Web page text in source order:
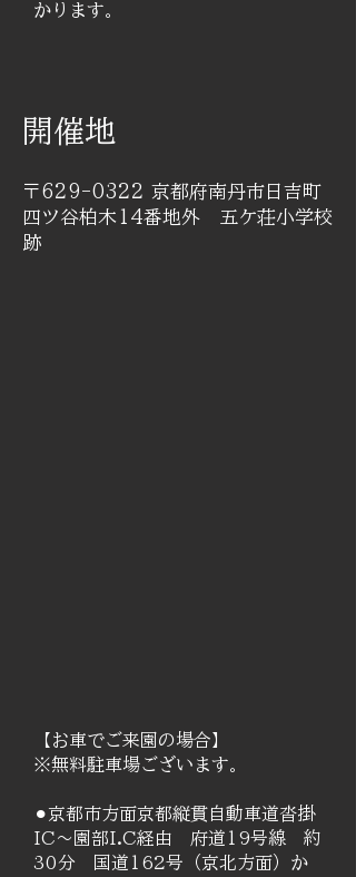
かります。
開催地
〒629-0322 京都府南丹市日吉町
四ツ谷柏木14番地外 五ケ荘小学校
跡
​【 お車でご来園の場合】
※無料駐車場ございます。
⚫︎京都市方面京都縦貫自動車道沓掛
IC～園部I.C経由 府道19号線 約
30分 国道162号（京北方面）か